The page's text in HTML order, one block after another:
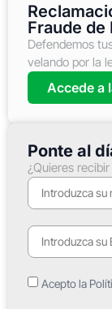
Fraude de
Defendemos
velando por la
Accede a
Ponte al
¿Quieres
Acepto la